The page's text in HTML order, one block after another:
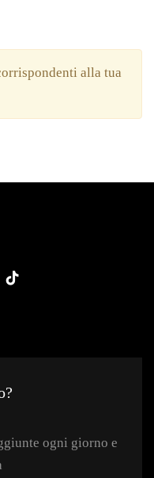
alla tua
ogni giorno e